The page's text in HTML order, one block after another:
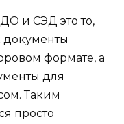
и СЭД это то,
документы
формате, а
для
Таким
просто